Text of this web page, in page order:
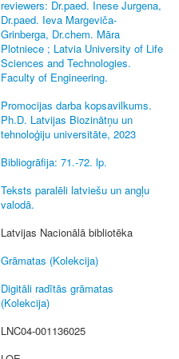
reviewers: Dr.paed. Inese Jurgena,
Dr.paed. Ieva Margeviča-
Grinberga, Dr.chem. Māra
Plotniece ; Latvia University of Life
Sciences and Technologies.
Faculty of Engineering.
Promocijas darba kopsavilkums.
Ph.D. Latvijas Biozinātņu un
tehnoloģiju universitāte, 2023
Bibliogrāfija: 71.-72. lp.
Teksts paralēli latviešu un angļu
valodā.
Latvijas Nacionālā bibliotēka
Grāmatas (Kolekcija)
Digitāli radītās grāmatas
(Kolekcija)
LNC04-001136025